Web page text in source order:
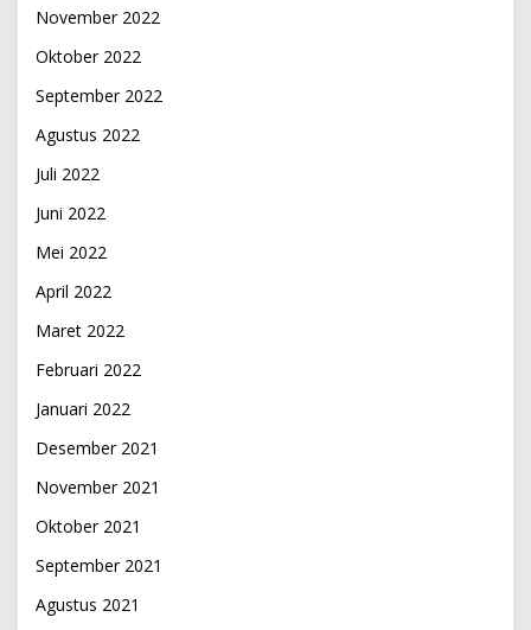
November 2022
Oktober 2022
September 2022
Agustus 2022
Juli 2022
Juni 2022
Mei 2022
April 2022
Maret 2022
Februari 2022
Januari 2022
Desember 2021
November 2021
Oktober 2021
September 2021
Agustus 2021